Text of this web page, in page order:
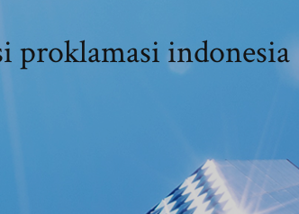
proklamasi indonesia